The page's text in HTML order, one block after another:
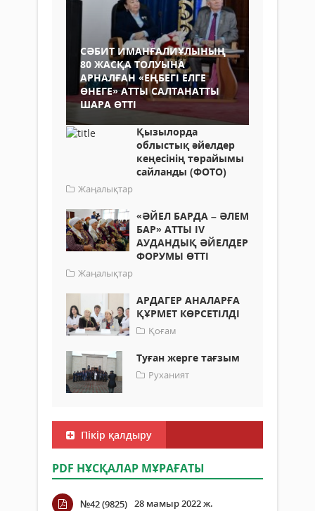
СӘБИТ ИМАНҒАЛИҰЛЫНЫҢ
80 ЖАСҚА ТОЛУЫНА
АРНАЛҒАН «ЕҢБЕГІ ЕЛГЕ
ӨНЕГЕ» АТТЫ САЛТАНАТТЫ
ШАРА ӨТТІ
Қызылорда
облыстық әйелдер
кеңесінің төрайымы
сайланды (ФОТО)
Жаңалықтар
«ӘЙЕЛ БАРДА – ӘЛЕМ
БАР» АТТЫ ІV
АУДАНДЫҚ ӘЙЕЛДЕР
ФОРУМЫ ӨТТІ
Жаңалықтар
АРДАГЕР АНАЛАРҒА
ҚҰРМЕТ КӨРСЕТІЛДІ
Қоғам
Туған жерге тағзым
Руханият
Пікір қалдыру
PDF НҰСҚАЛАР МҰРАҒАТЫ
№42 (9825) 28 мамыр 2022 ж.